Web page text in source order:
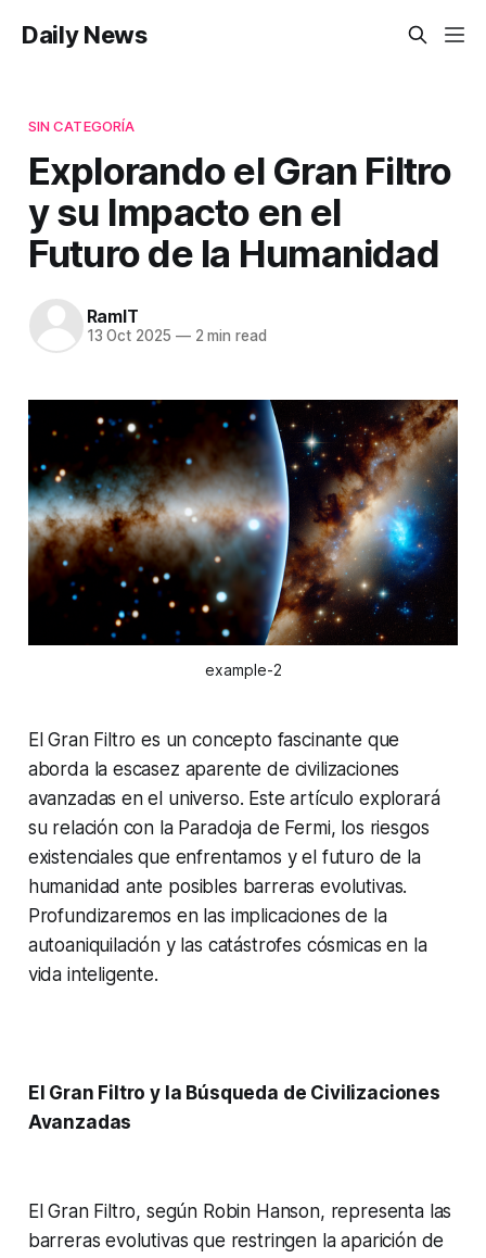
Daily News
SIN CATEGORÍA
Explorando el Gran Filtro
y su Impacto en el
Futuro de la Humanidad
RamIT
13 Oct 2025 —2 min read
example-2
El Gran Filtro es un concepto fascinante que
aborda la escasez aparente de civilizaciones
avanzadas en el universo. Este artículo explorará
su relación con la Paradoja de Fermi, los riesgos
existenciales que enfrentamos y el futuro de la
humanidad ante posibles barreras evolutivas.
Profundizaremos en las implicaciones de la
autoaniquilación y las catástrofes cósmicas en la
vida inteligente.
El Gran Filtro y la Búsqueda de Civilizaciones
Avanzadas
El Gran Filtro, según Robin Hanson, representa las
barreras evolutivas que restringen la aparición de